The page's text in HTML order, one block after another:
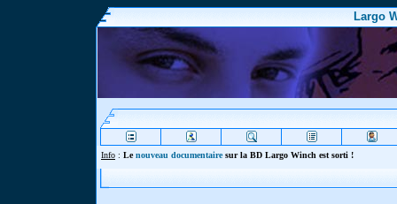
Largo
Info : Lenouveau documentairesur la BD Largo Winch est sorti !